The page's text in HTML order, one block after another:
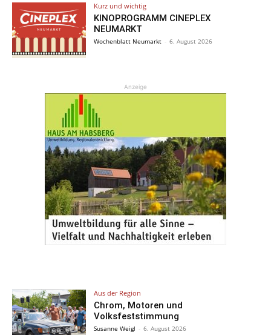
Kurz und wichtig
KINOPROGRAMM CINEPLEX
NEUMARKT
Wochenblatt Neumarkt - 6. August 2026
Anzeige
Aus der Region
Chrom, Motoren und
Volksfeststimmung
Susanne Weigl - 6. August 2026